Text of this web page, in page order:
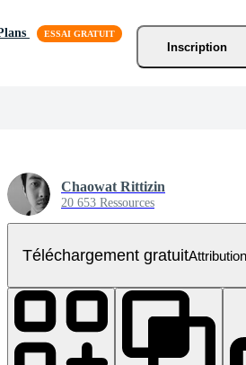
Inscription
Chaowat Rittizin
20 653 Ressources
Téléchargement gratuit